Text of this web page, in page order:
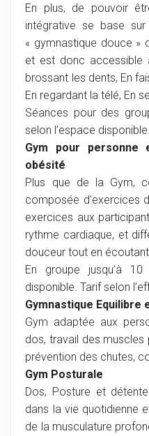
En plus, de pouvoir
intégrative se base
« gymnastique douce »
et est donc accessible
brossant les dents, En
En regardant la télé, En
Séances pour des
selon l’espace
Gym pour personne
obésité
Plus que de la Gym,
composée d'exercices
exercices aux
rythme cardiaque, et
douceur tout en
En groupe jusqu’à 10
disponible. Tarif selon
Gymnastique Equilibre
Gym adaptée aux
dos, travail des muscles
prévention des chutes,
Gym Posturale
Dos, Posture et
dans la vie quotidienne
de la musculature